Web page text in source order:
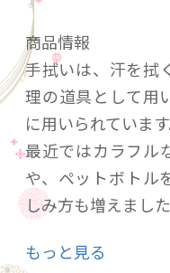
商品情報
手拭いは、汗を拭
理の道具として用
に用いられています
最近ではカラフル
や、ペットボトル
しみ方も増えました
都もだんの手拭い
もっと見る